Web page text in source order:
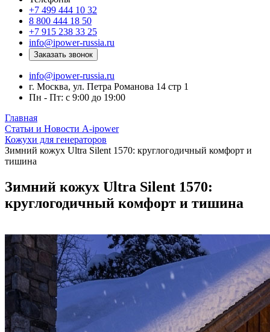
+7 499 444 10 32
8 800 444 18 50
+7 915 238 33 25
info@ipower-russia.ru
Заказать звонок
info@ipower-russia.ru
г. Москва, ул. Петра Романова 14 стр 1
Пн - Пт: с 9:00 до 19:00
Главная
Статьи и Новости A-ipower
Кожухи для генераторов
Зимний кожух Ultra Silent 1570: круглогодичный комфорт и
тишина
Зимний кожух Ultra Silent 1570:
круглогодичный комфорт и тишина